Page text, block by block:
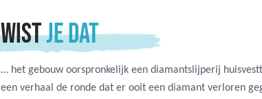
WISTJE DAT
… het gebouw oorspronkelijk een diamantslijperij
een verhaal de ronde dat er ooit een diamant verloren